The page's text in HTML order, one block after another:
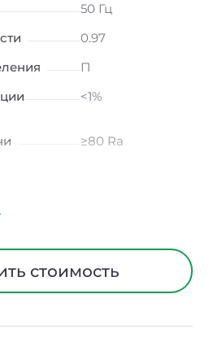
50 Гц
0.97
П
<1%
≥80 Ra
стоимость